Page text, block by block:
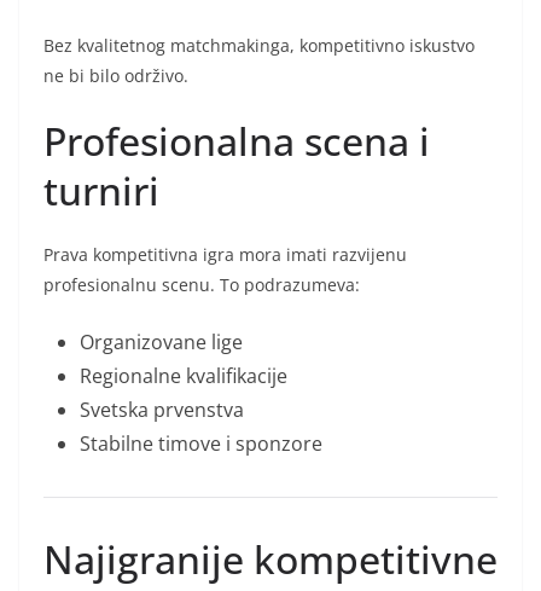
Bez kvalitetnog matchmakinga, kompetitivno iskustvo
ne bi bilo održivo.
Profesionalna scena i
turniri
Prava kompetitivna igra mora imati razvijenu
profesionalnu scenu. To podrazumeva:
Organizovane lige
Regionalne kvalifikacije
Svetska prvenstva
Stabilne timove i sponzore
Najigranije kompetitivne